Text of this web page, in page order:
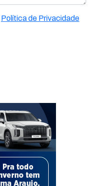
Política de Privacidade